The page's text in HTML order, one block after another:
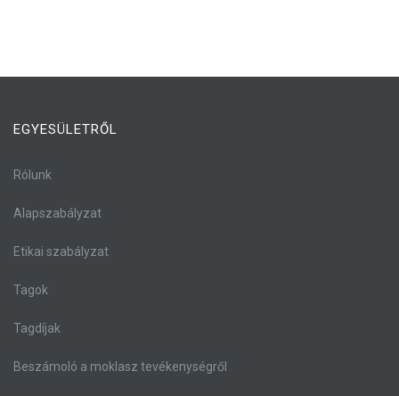
EGYESÜLETRŐL
Rólunk
Alapszabályzat
Etikai szabályzat
Tagok
Tagdíjak
Beszámoló a moklasz tevékenységről